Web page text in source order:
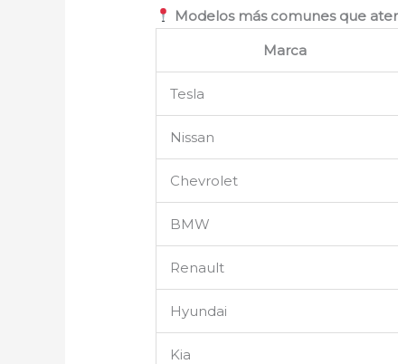
Modelos más comunes que
Marca
Tesla
Nissan
Chevrolet
BMW
Renault
Hyundai
Kia